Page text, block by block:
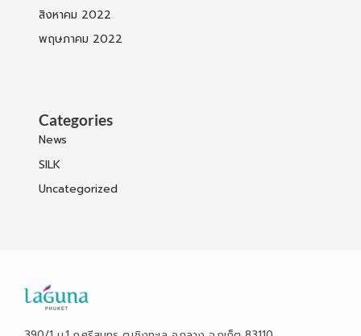
สิงหาคม 2022
พฤษภาคม 2022
Categories
News
SILK
Uncategorized